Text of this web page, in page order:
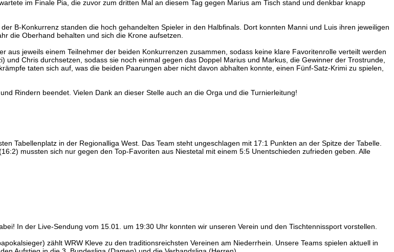
im Finale Pia, die zuvor zum dritten Mal an diesem Tag gegen Marius am Tisch stand und denkbar knapp
B-Konkurrenz standen die hoch gehandelten Spieler in den Halbfinals. Dort konnten Manni und Luis ihren jeweiligen
die Oberhand behalten und sich die Krone aufsetzen.
jeweils einem Teilnehmer der beiden Konkurrenzen zusammen, sodass keine klare Favoritenrolle verteilt werden
Chris durchsetzen, sodass sie noch einmal gegen das Doppel Marius und Markus, die Gewinner der Trostrunde,
taten sich auf, was die beiden Paarungen aber nicht davon abhalten konnte, einen Fünf-Satz-Krimi zu spielen,
Rindern beendet. Vielen Dank an dieser Stelle auch an die Orga und die Turnierleitung!
Tabellenplatz in der Regionalliga West. Das Team steht ungeschlagen mit 17:1 Punkten an der Spitze der Tabelle.
mussten sich nur gegen den Top-Favoriten aus Niestetal mit einem 5:5 Unentschieden zufrieden geben. Alle
In der Live-Sendung vom 15.01. um 19:30 Uhr konnten wir unseren Verein und den Tischtennissport vorstellen.
zählt WRW Kleve zu den traditionsreichsten Vereinen am Niederrhein. Unsere Teams spielen aktuell in